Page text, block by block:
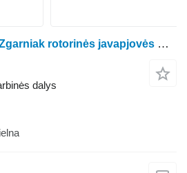
Kitos darbinės dalys Zgarniak rotorinės javapjovės Kemper 345, 360
dalys